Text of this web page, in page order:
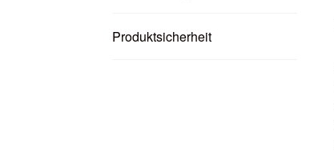
Produktsicherheit